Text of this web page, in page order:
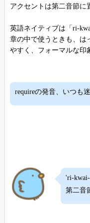
アクセントは第二音節に
英語ネイティブは「ri-
章の中で使うときも、は
やすく、フォーマルな印
requireの発音、いつも
'ri-
第二音